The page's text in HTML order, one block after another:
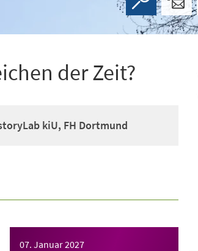
der Zeit?
kiU, FH Dortmund
07. Januar 2027